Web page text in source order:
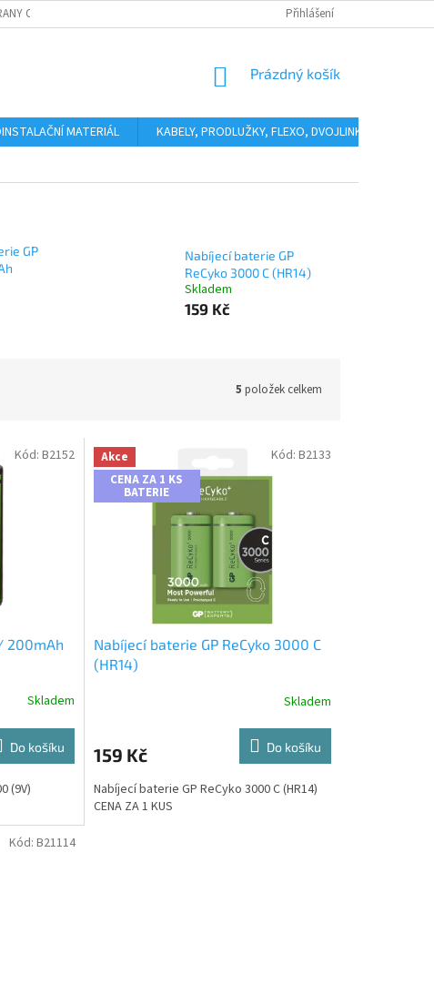
OSOBNÍCH ÚDAJŮ Přihlášení
NÁKUPNÍ
Prázdný košík
MATERIÁL KABELY, PRODLUŽKY, FLEXO, DVOJLINKY
GP
Nabíjecí baterie GP
ReCyko 3000 C (HR14)
Skladem
159 Kč
5 položek celkem
200mAh
Skladem
Do košíku
(9V)
Kód: B2152
Akce
CENA ZA 1 KS
BATERIE
Nabíjecí baterie GP ReCyko 3000 C
(HR14)
Skladem
159 Kč Do košíku
Nabíjecí baterie GP ReCyko 3000 C (HR14)
CENA ZA 1 KUS
Kód: B2133
Kód: B21114